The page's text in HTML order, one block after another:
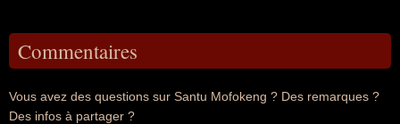
Commentaires
Vous avez des questions sur Santu Mofokeng ? Des remarques ?
Des infos à partager ?